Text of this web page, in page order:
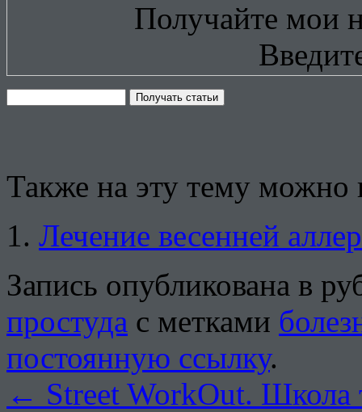
Получайте мои
Также на эту тему можно
Лечение весенней
Запись опубликована в
простуда с метками
постоянную ссылку.
← Street WorkOut. Школа